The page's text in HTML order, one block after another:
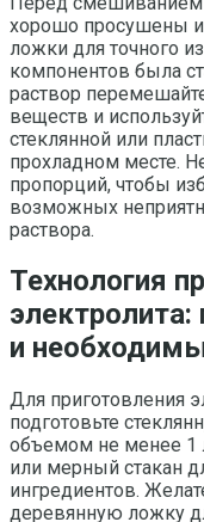
хорошо просушены
ложки для точного
компонентов была
раствор
веществ и
стеклянной или
прохладном месте.
пропорций, чтобы
возможных
раствора.
Технология
электролита:
и
Для приготовления
подготовьте
объемом не менее 1
или мерный стакан
ингредиентов.
деревянную ложку